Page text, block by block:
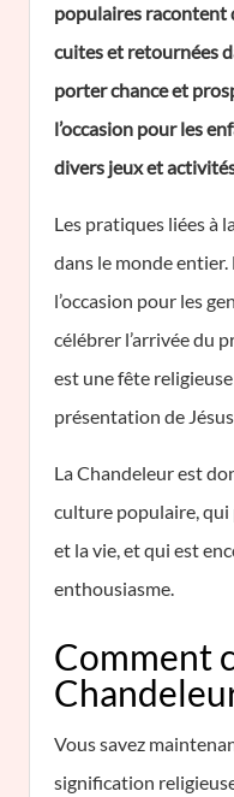
populaires racontent
cuites et retournées
porter chance et
l’occasion pour les
divers jeux et
Les pratiques liées à
dans le monde
l’occasion pour les
célébrer l’arrivée du
est une fête
présentation de
La Chandeleur est
culture populaire, qui
et la vie, et qui est
enthousiasme.
Comment
Vous savez
signification